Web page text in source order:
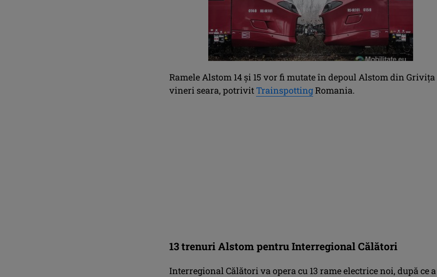
Ramele Alstom 14 şi 15 vor fi mutate în depoul Alstom din Grivița
vineri seara, potrivit TrainspottingRomania.
13 trenuri Alstom pentru Interregional Călători
Interregional Călători va opera cu 13 rame electrice noi, după ce a